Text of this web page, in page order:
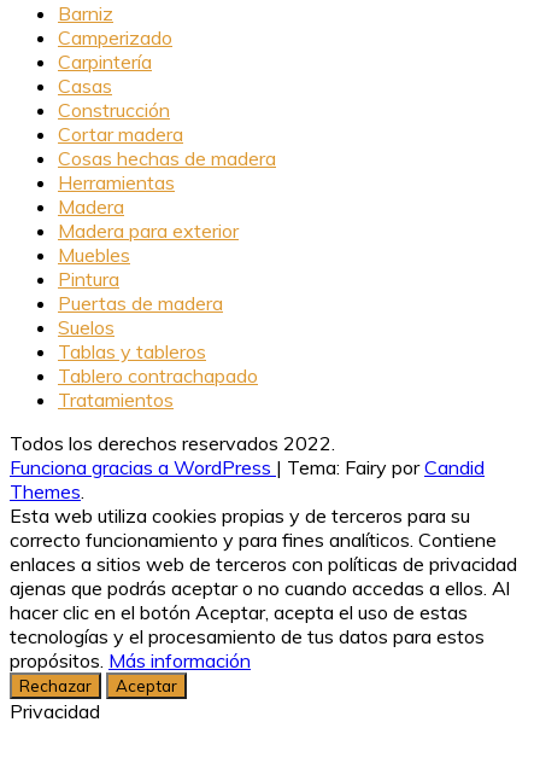
Barniz
Camperizado
Carpintería
Casas
Construcción
Cortar madera
Cosas hechas de madera
Herramientas
Madera
Madera para exterior
Muebles
Pintura
Puertas de madera
Suelos
Tablas y tableros
Tablero contrachapado
Tratamientos
Todos los derechos reservados 2022.
Funciona gracias a WordPress | Tema: Fairy porCandid
Themes.
Esta web utiliza cookies propias y de terceros para su
correcto funcionamiento y para fines analíticos. Contiene
enlaces a sitios web de terceros con políticas de privacidad
ajenas que podrás aceptar o no cuando accedas a ellos. Al
hacer clic en el botón Aceptar, acepta el uso de estas
tecnologías y el procesamiento de tus datos para estos
propósitos. Más información
Rechazar Aceptar
Privacidad